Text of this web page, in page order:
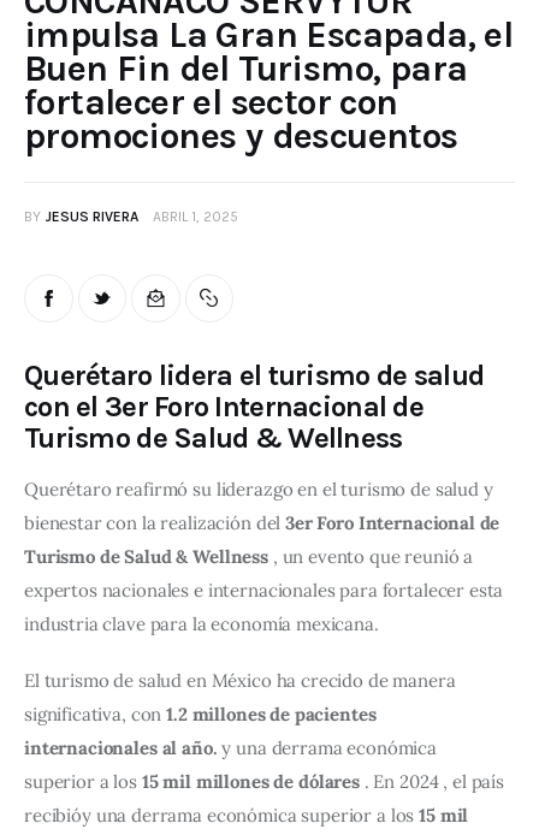
impulsa La Gran Escapada, el
Buen Fin del Turismo, para
fortalecer el sector con
promociones y descuentos
BY JESUS RIVERA ABRIL 1, 2025
Querétaro lidera el turismo de salud
con el 3er Foro Internacional de
Turismo de Salud & Wellness
Querétaro reafirmó su liderazgo en el turismo de salud y
bienestar con la realización del 3er Foro Internacional de
Turismo de Salud & Wellness , un evento que reunió a
expertos nacionales e internacionales para fortalecer esta
industria clave para la economía mexicana.
El turismo de salud en México ha crecido de manera
significativa, con 1.2 millones de pacientes
internacionales al año. y una derrama económica
superior a los 15 mil millones de dólares . En 2024 , el país
recibióy una derrama económica superior a los 15 mil